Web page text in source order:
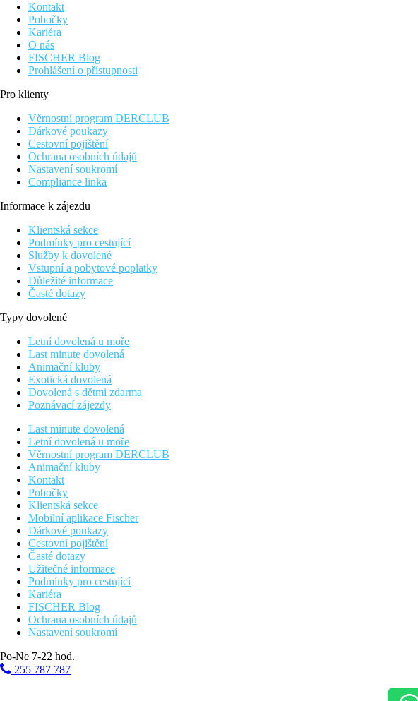
Kontakt
Pobočky
Kariéra
O nás
FISCHER Blog
Prohlášení o přístupnosti
Pro klienty
Věrnostní program DERCLUB
Dárkové poukazy
Cestovní pojištění
Ochrana osobních údajů
Nastavení soukromí
Compliance linka
Informace k zájezdu
Klientská sekce
Podmínky pro cestující
Služby k dovolené
Vstupní a pobytové poplatky
Důležité informace
Časté dotazy
Typy dovolené
Letní dovolená u moře
Last minute dovolená
Animační kluby
Exotická dovolená
Dovolená s dětmi zdarma
Poznávací zájezdy
Last minute dovolená
Letní dovolená u moře
Věrnostní program DERCLUB
Animační kluby
Kontakt
Pobočky
Klientská sekce
Mobilní aplikace Fischer
Dárkové poukazy
Cestovní pojištění
Časté dotazy
Užitečné informace
Podmínky pro cestující
Kariéra
FISCHER Blog
Ochrana osobních údajů
Nastavení soukromí
Po-Ne 7-22 hod.
255 787 787